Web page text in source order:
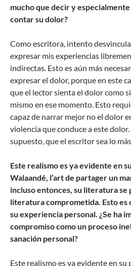
mucho que decir y
contar su dolor?
Como escritora, intento
expresar mis experiencias
indirectas. Esto es aún más
expresar el dolor, porque en este
que el lector sienta el dolor como
mismo en ese momento. Esto
capaz de narrar mejor no el dolor
violencia que conduce a este
supuesto, que el escritor sea lo
Este realismo es ya evidente en
Walaandé, l’art de partager un
incluso entonces, su literatura se
literatura comprometida. Esto es
su experiencia personal. ¿Se ha
compromiso como un proceso
sanación personal?
Este realismo es ya evidente en su